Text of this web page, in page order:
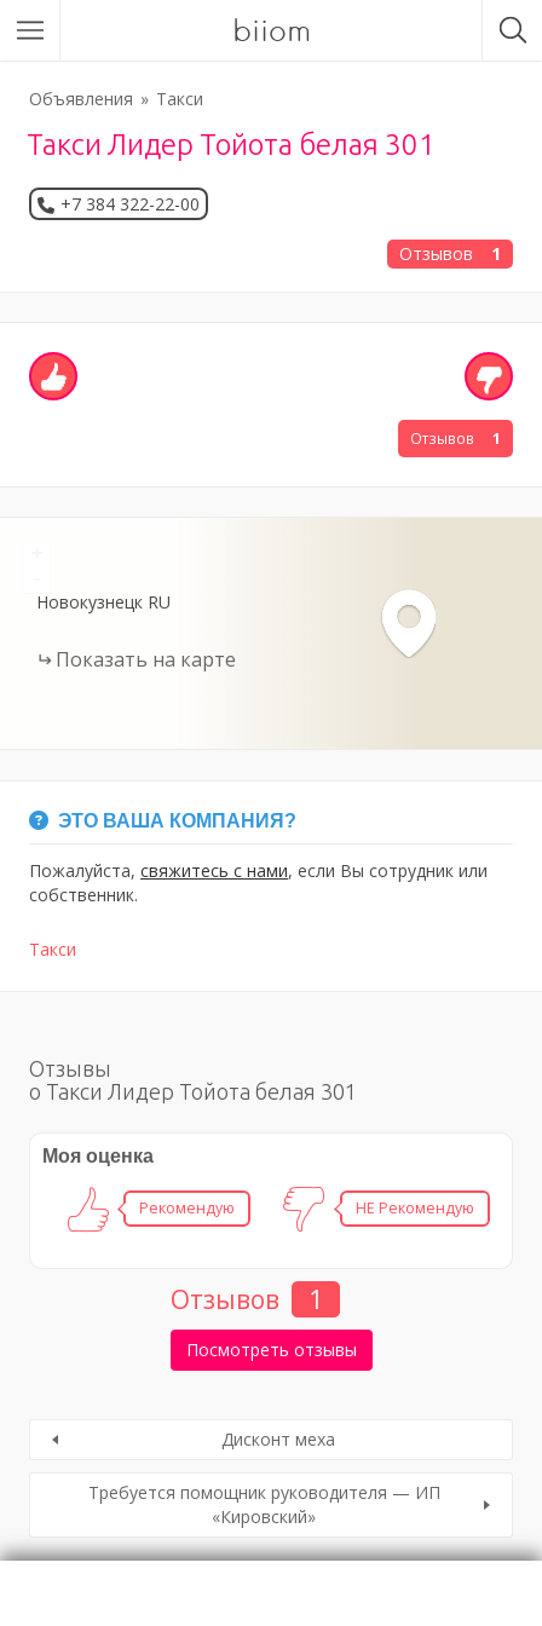
biiom
Объявления Такси
Такси Лидер Тойота белая 301
+7 384 322-22-00
Отзывов 1
Отзывов 1
Новокузнецк RU
Показать на карте
ЭТО ВАША КОМПАНИЯ?
Пожалуйста, свяжитесь с нами, если Вы сотрудник или
собственник.
Такси
Отзывы
о Такси Лидер Тойота белая 301
Моя оценка
Рекомендую НЕ Рекомендую
Отзывов 1
Посмотреть отзывы
Дисконт меха
Требуется помощник руководителя — ИП
«Кировский»